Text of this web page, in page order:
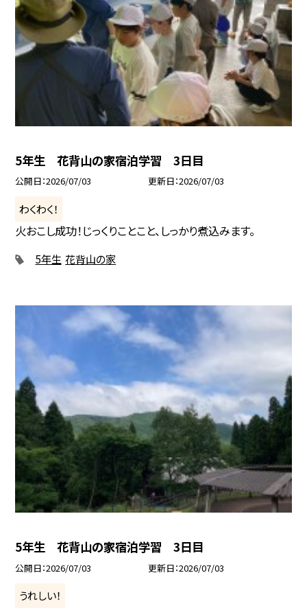
5年生 花背山の家宿泊学習 3日目
公開日 2026/07/03 更新日 2026/07/03
わくわく！
火おこし成功！じっくりことこと、しっかり煮込みます。
5年生 花背山の家
5年生 花背山の家宿泊学習 3日目
公開日 2026/07/03 更新日 2026/07/03
うれしい！